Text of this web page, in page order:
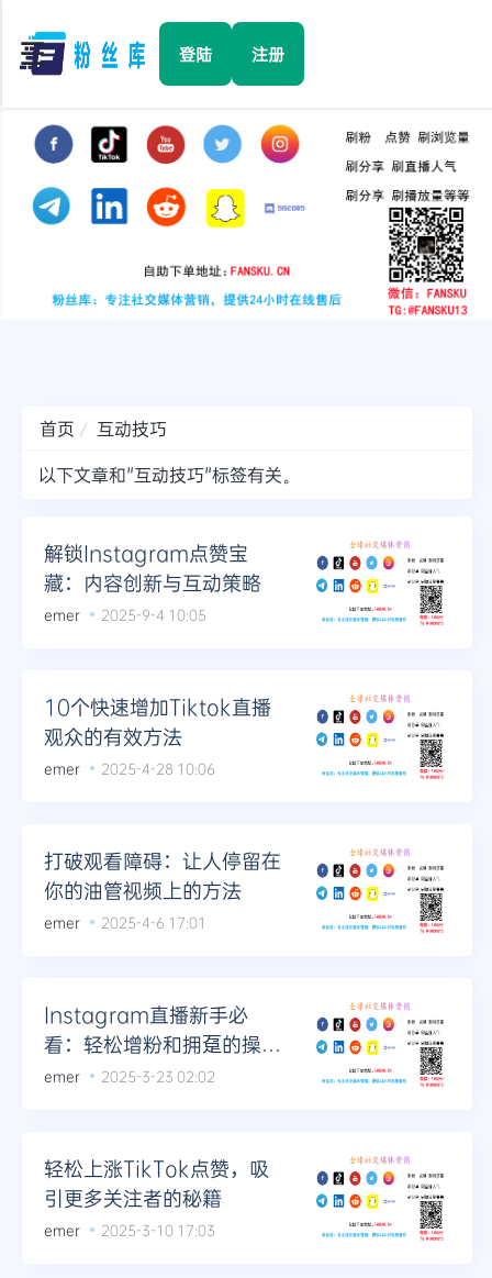
☰ 登陆 注册
Facebook
TikTok
YouTube
Telegram
更多
首页
互动技巧
以下文章和"互动技巧"标签有关。
解锁Instagram点赞宝
藏：内容创新与互动策略
emer 2025-9-4 10:05
10个快速增加Tiktok直播
观众的有效方法
emer 2025-4-28 10:06
打破观看障碍：让人停留在
你的油管视频上的方法
emer 2025-4-6 17:01
Instagram直播新手必
看：轻松增粉和拥趸的操作
指南
emer 2025-3-23 02:02
轻松上涨TikTok点赞，吸
引更多关注者的秘籍
emer 2025-3-10 17:03